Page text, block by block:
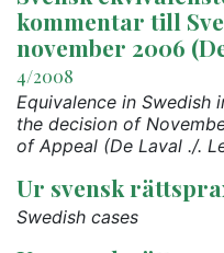
kommentar till
november 2006
4/2008
Equivalence in Swedish
the decision of
of Appeal (De Laval ./.
Ur svensk
Swedish cases